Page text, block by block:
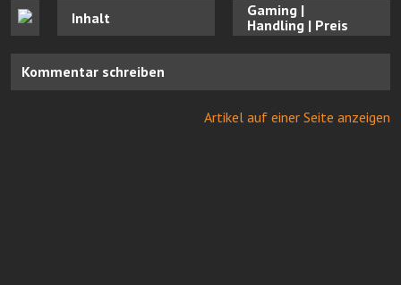
Inhalt
Gaming |
Handling | Preis
Kommentar schreiben
Artikel auf einer Seite anzeigen